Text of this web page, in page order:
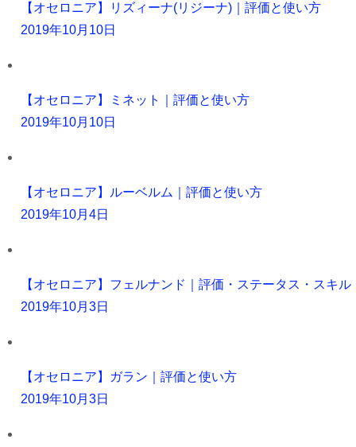
【オセロニア】リズィーナ(リジーナ)｜評価と使い方
2019年10月10日
【オセロニア】ミネット｜評価と使い方
2019年10月10日
【オセロニア】ルーベルム｜評価と使い方
2019年10月4日
【オセロニア】フェルナンド｜評価・ステータス・スキル
2019年10月3日
【オセロニア】ガラン｜評価と使い方
2019年10月3日